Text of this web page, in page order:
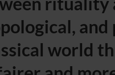
world